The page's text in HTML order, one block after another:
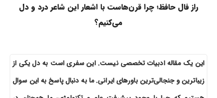
راز فال حافظ؛ چرا قرن‌هاست با اشعار این شاعر درد و دل
می‌کنیم؟
این یک مقاله ادبیات تخصصی نیست. این سفری است به دل یکی از
زیباترین و جنجالی‌ترین باورهای ایرانی. ما به دنبال پاسخ به این سوال